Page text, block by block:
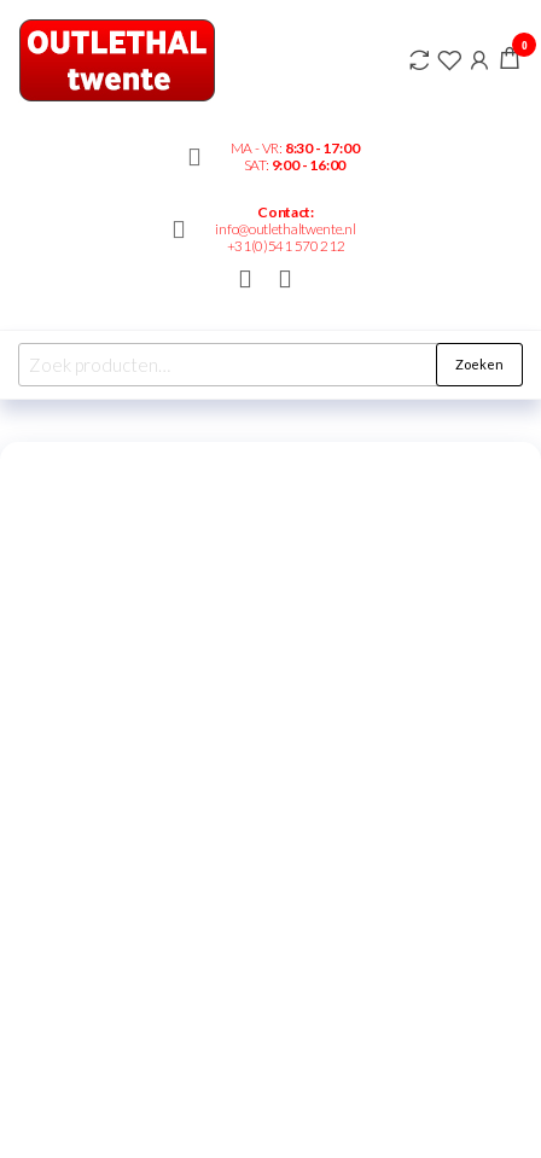
Outlethaltwente.nl
– altijd iets te
MA - VR: 8:30 - 17:00
SAT: 9:00 - 16:00
Contact:
info@outlethaltwente.nl
+31(0)541 570 212
0
Zoeken